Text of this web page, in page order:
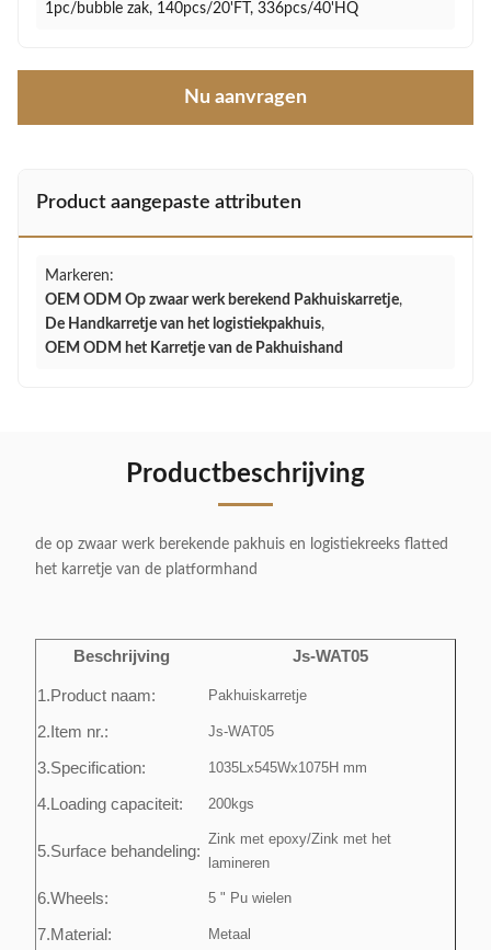
1pc/bubble zak, 140pcs/20'FT, 336pcs/40'HQ
Nu aanvragen
Product aangepaste attributen
Markeren:
OEM ODM Op zwaar werk berekend Pakhuiskarretje,
De Handkarretje van het logistiekpakhuis,
OEM ODM het Karretje van de Pakhuishand
Productbeschrijving
de op zwaar werk berekende pakhuis en logistiekreeks flatted
het karretje van de platformhand
Beschrijving Js-WAT05
1.Product naam: Pakhuiskarretje
2.Item nr.: Js-WAT05
3.Specification: 1035Lx545Wx1075H mm
4.Loading capaciteit: 200kgs
5.Surface behandeling:
Zink met epoxy/Zink met het
lamineren
6.Wheels: 5 " Pu wielen
7.Material: Metaal